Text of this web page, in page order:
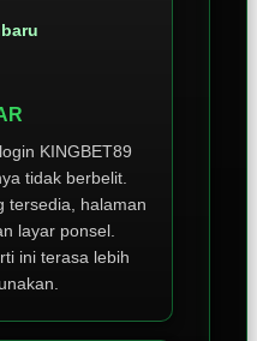
KINGBET89
tidak berbelit.
tersedia, halaman
layar ponsel.
ini terasa lebih